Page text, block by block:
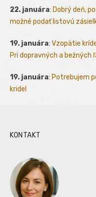
22. januára: Dobrý deň,
možné podať listovú
19. januára: Vzopätie
Pri dopravných a bežných
19. januára: Potrebujem
kridel
KONTAKT